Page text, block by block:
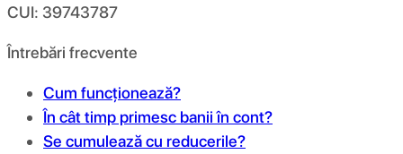
CUI: 39743787
Întrebări frecvente
Cum funcționează?
În cât timp primesc banii în cont?
Se cumulează cu reducerile?